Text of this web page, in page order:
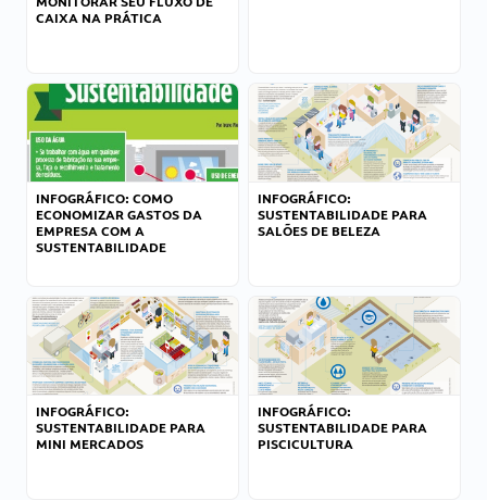
CAIXA NA PRÁTICA
INFOGRÁFICO: COMO
ECONOMIZAR GASTOS DA
EMPRESA COM A
SUSTENTABILIDADE
INFOGRÁFICO:
SUSTENTABILIDADE PARA
SALÕES DE BELEZA
INFOGRÁFICO:
SUSTENTABILIDADE PARA
MINI MERCADOS
INFOGRÁFICO:
SUSTENTABILIDADE PARA
PISCICULTURA